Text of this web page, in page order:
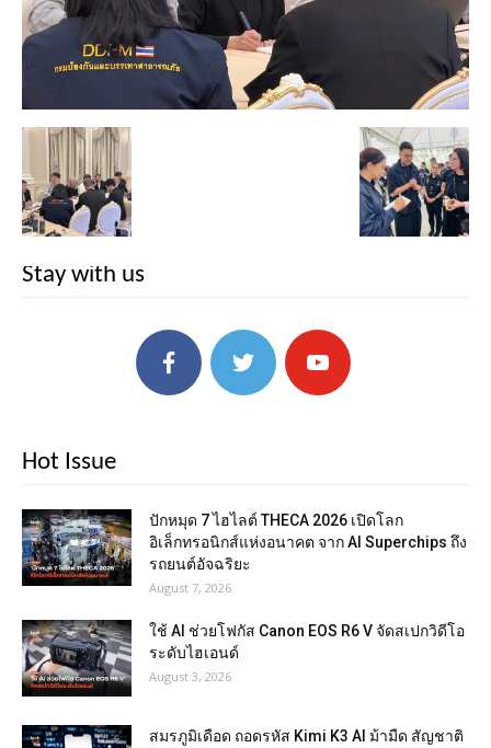
Stay with us
Hot Issue
ปักหมุด 7 ไฮไลต์ THECA 2026 เปิดโลก
อิเล็กทรอนิกส์แห่งอนาคต จาก AI Superchips ถึง
รถยนต์อัจฉริยะ
August 7, 2026
ใช้ AI ช่วยโฟกัส Canon EOS R6 V จัดสเปกวิดีโอ
ระดับไฮเอนด์
August 3, 2026
สมรภูมิเดือด ถอดรหัส Kimi K3 AI ม้ามืด สัญชาติ